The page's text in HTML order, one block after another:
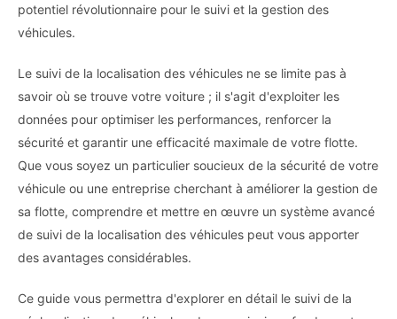
potentiel révolutionnaire pour le suivi et la gestion des
véhicules.
Le suivi de la localisation des véhicules ne se limite pas à
savoir où se trouve votre voiture ; il s'agit d'exploiter les
données pour optimiser les performances, renforcer la
sécurité et garantir une efficacité maximale de votre flotte.
Que vous soyez un particulier soucieux de la sécurité de votre
véhicule ou une entreprise cherchant à améliorer la gestion de
sa flotte, comprendre et mettre en œuvre un système avancé
de suivi de la localisation des véhicules peut vous apporter
des avantages considérables.
Ce guide vous permettra d'explorer en détail le suivi de la